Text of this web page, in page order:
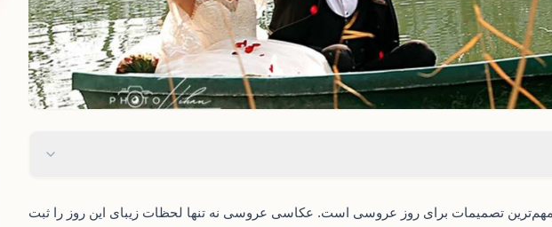
مهم‌ترین تصمیمات برای روز عروسی است. عکاسی عروسی نه تنها لحظات زیبای این روز را ثبت